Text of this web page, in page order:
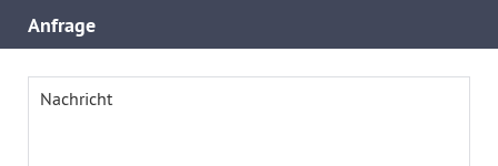
Anfrage
Nachricht